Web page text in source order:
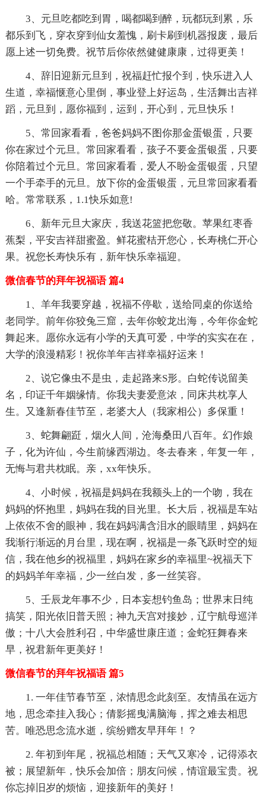
3、元旦吃都吃到胃，喝都喝到醉，玩都玩到累，乐
都乐到飞，穿衣穿到仙女羞愧，刷卡刷到机器报废，最后
愿上述一切免费。祝节后你依然健健康康，过得更美！
4、辞旧迎新元旦到，祝福赶忙报个到，快乐进入人
生道，幸福惬意心里倒，事业登上好运岛，生活舞出吉祥
蹈，元旦到，愿你福到，运到，开心到，元旦快乐！
5、常回家看看，爸爸妈妈不图你那金蛋银蛋，只要
你在家过个元旦。常回家看看，孩子不要金蛋银蛋，只要
你陪着过个元旦。常回家看看，爱人不盼金蛋银蛋，只望
一个手牵手的元旦。放下你的金蛋银蛋，元旦常回家看看
哈。常常联系，1.1快乐如意!
6、新年元旦大家庆，我送花篮把您敬。苹果红枣香
蕉梨，平安吉祥甜蜜盈。鲜花蜜桔开您心，长寿桃仁开心
果。祝您长寿快乐有，新年快乐幸福迎。
微信春节的拜年祝福语 篇4
1、羊年我要穿越，祝福不停歇，送给同桌的你送给
老同学。前年你狡兔三窟，去年你蛟龙出海，今年你金蛇
舞起来。愿你永远有小学的天真可爱，中学的实实在在，
大学的浪漫精彩！祝你羊年吉祥幸福好运来！
2、说它像虫不是虫，走起路来S形。白蛇传说留美
名，印证千年姻缘情。你我夫妻爱意浓，同床共枕享人
生。又逢新春佳节至，老婆大人（我家相公）多保重！
3、蛇舞翩跹，烟火人间，沧海桑田八百年。幻作娘
子，化为许仙，今生前缘西湖边。冬去春来，年复一年，
无悔与君共枕眠。亲，xx年快乐。
4、小时候，祝福是妈妈在我额头上的一个吻，我在
妈妈的怀抱里，妈妈在我的目光里。长大后，祝福是车站
上依依不舍的眼神，我在妈妈满含泪水的眼睛里，妈妈在
我渐行渐远的月台里，现在啊，祝福是一条飞跃时空的短
信，我在他乡的祝福里，妈妈在家乡的幸福里~祝福天下
的妈妈羊年幸福，少一丝白发，多一丝笑容。
5、壬辰龙年事不少，日本妄想钓鱼岛；世界末日纯
搞笑，阳光依旧普天照；神九天宫对接妙，辽宁航母巡洋
傲；十八大会胜利召，中华盛世康庄道；金蛇狂舞春来
早，祝君新年更美好！
微信春节的拜年祝福语 篇5
1. 一年佳节春节至，浓情思念此刻至。友情虽在远方
地，思念牵挂入我心；倩影摇曳满脑海，挥之难去相思
苦。唯恐思念流水逝，缤纷赠友早拜年！？
2. 年初到年尾，祝福总相随；天气又寒冷，记得添衣
被；展望新年，快乐会加倍；朋友问候，情谊最宝贵。祝
你忘掉旧岁的烦恼，迎接新年的美好！